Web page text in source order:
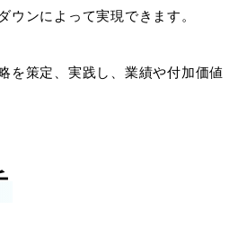
ンによって実現できます。
を策定、実践し、業績や付加価値